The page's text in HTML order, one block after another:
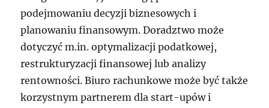
podejmowaniu decyzji biznesowych i
planowaniu finansowym. Doradztwo może
dotyczyć m.in. optymalizacji podatkowej,
restrukturyzacji finansowej lub analizy
rentowności. Biuro rachunkowe może być także
korzystnym partnerem dla start-upów i